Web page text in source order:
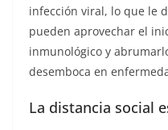
infección viral, lo que le
pueden aprovechar el
inmunológico y
desemboca en
La distancia social